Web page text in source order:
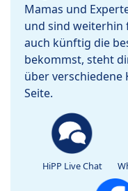
Mamas und
und sind weiterhin
auch künftig die
bekommst, steht
über verschiedene
Seite.
HiPP Live Chat